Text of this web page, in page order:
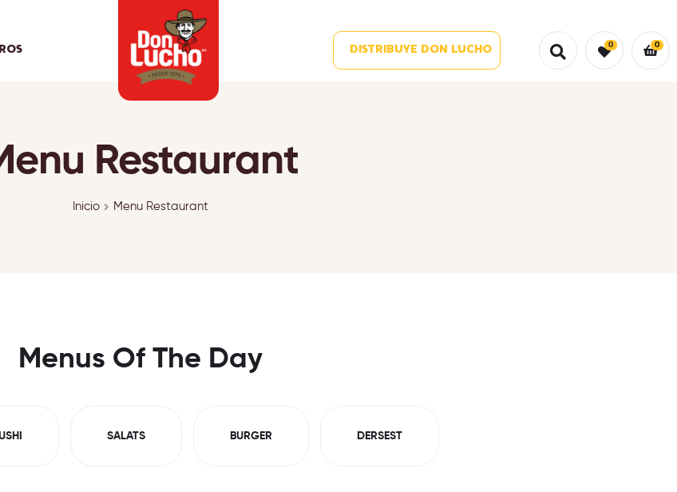
DISTRIBUYE DON LUCHO 0 0
Restaurant
Inicio Menu Restaurant
Menus Of The Day
SALATS BURGER DERSEST